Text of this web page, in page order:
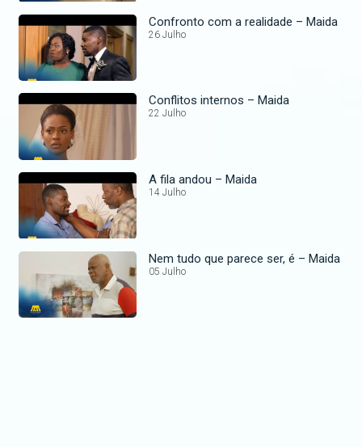
Confronto com a realidade – Maida
26 Julho
Conflitos internos – Maida
22 Julho
A fila andou – Maida
14 Julho
Nem tudo que parece ser, é – Maida
05 Julho